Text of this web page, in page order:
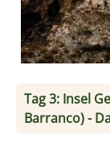
Tag 3: Insel
Barranco) -